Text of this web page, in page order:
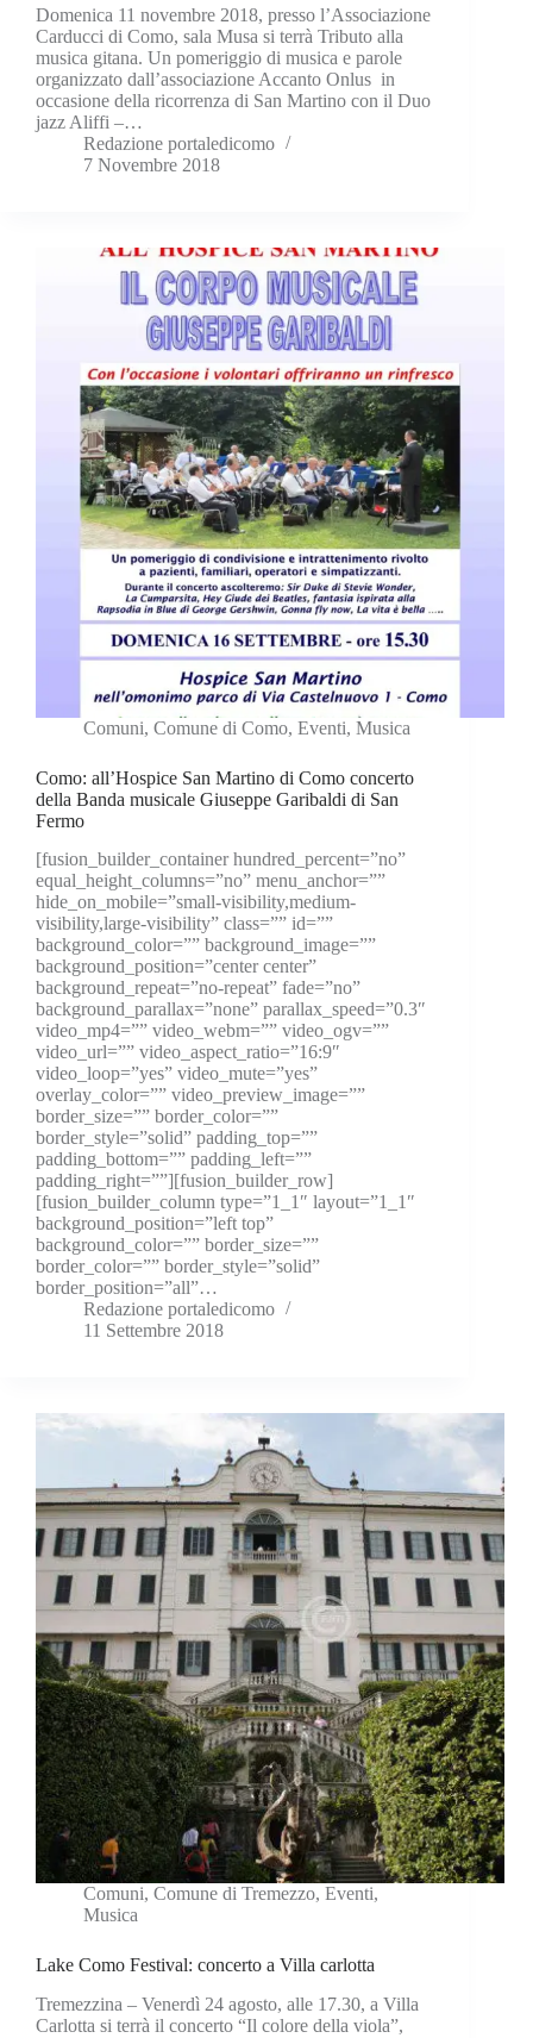
Domenica 11 novembre 2018, presso l’Associazione
Carducci di Como, sala Musa si terrà Tributo alla
musica gitana. Un pomeriggio di musica e parole
organizzato dall’associazione Accanto Onlus in
occasione della ricorrenza di San Martino con il Duo
jazz Aliffi –…
Redazione portaledicomo
7 Novembre 2018
Comuni, Comune di Como, Eventi, Musica
Como: all’Hospice San Martino di Como concerto
della Banda musicale Giuseppe Garibaldi di San
Fermo
[fusion_builder_container hundred_percent=”no”
equal_height_columns=”no” menu_anchor=””
hide_on_mobile=”small-visibility,medium-
visibility,large-visibility” class=”” id=””
background_color=”” background_image=””
background_position=”center center”
background_repeat=”no-repeat” fade=”no”
background_parallax=”none” parallax_speed=”0.3″
video_mp4=”” video_webm=”” video_ogv=””
video_url=”” video_aspect_ratio=”16:9″
video_loop=”yes” video_mute=”yes”
overlay_color=”” video_preview_image=””
border_size=”” border_color=””
border_style=”solid” padding_top=””
padding_bottom=”” padding_left=””
padding_right=””][fusion_builder_row]
[fusion_builder_column type=”1_1″ layout=”1_1″
background_position=”left top”
background_color=”” border_size=””
border_color=”” border_style=”solid”
border_position=”all”…
Redazione portaledicomo
11 Settembre 2018
Comuni, Comune di Tremezzo, Eventi,
Musica
Lake Como Festival: concerto a Villa carlotta
Tremezzina – Venerdì 24 agosto, alle 17.30, a Villa
Carlotta si terrà il concerto “Il colore della viola”,